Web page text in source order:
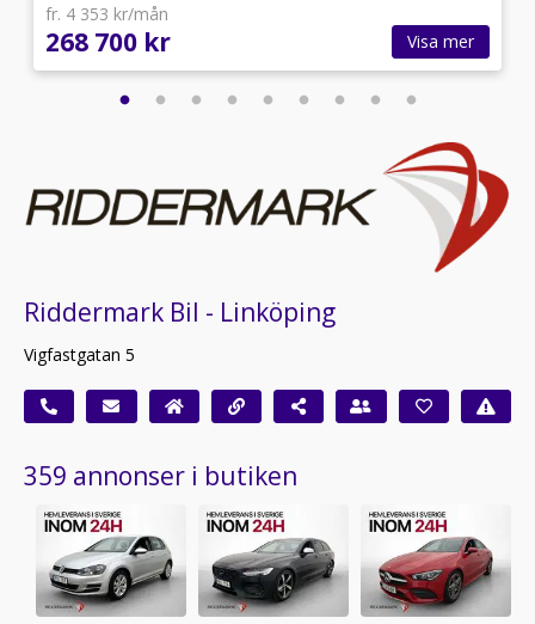
fr. 4 353 kr/mån
268 700 kr Visa mer
Riddermark Bil - Linköping
Vigfastgatan 5
359 annonser i butiken